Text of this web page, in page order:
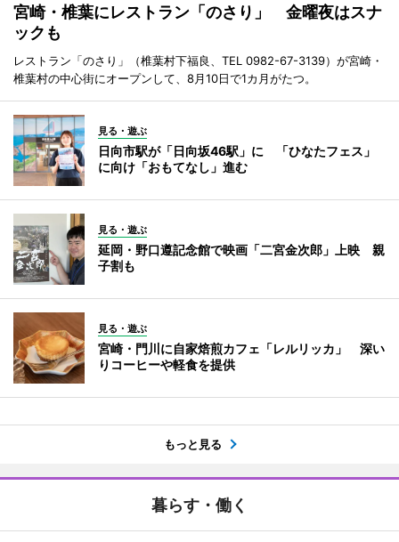
宮崎・椎葉にレストラン「のさり」 金曜夜はスナ
ックも
レストラン「のさり」（椎葉村下福良、TEL 0982-67-3139）が宮崎・
椎葉村の中心街にオープンして、8月10日で1カ月がたつ。
見る・遊ぶ
日向市駅が「日向坂46駅」に 「ひなたフェス」
に向け「おもてなし」進む
見る・遊ぶ
延岡・野口遵記念館で映画「二宮金次郎」上映 親
子割も
見る・遊ぶ
宮崎・門川に自家焙煎カフェ「レルリッカ」 深い
りコーヒーや軽食を提供
もっと見る
暮らす・働く